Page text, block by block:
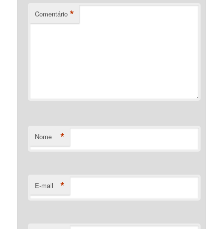
Comentário *
Nome *
E-mail *